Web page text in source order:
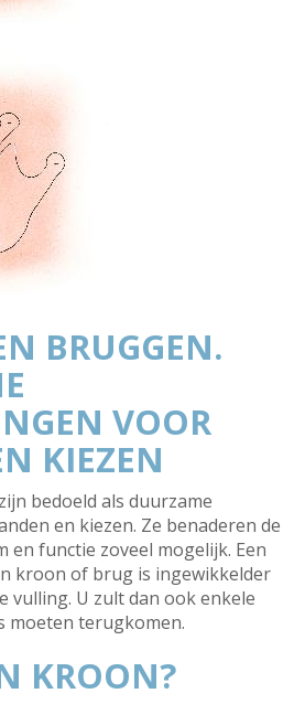
BRUGGEN.
VOOR
KIEZEN
bedoeld als duurzame
en kiezen. Ze benaderen de
functie zoveel mogelijk. Een
kroon of brug is ingewikkelder
vulling. U zult dan ook enkele
moeten terugkomen.
KROON?